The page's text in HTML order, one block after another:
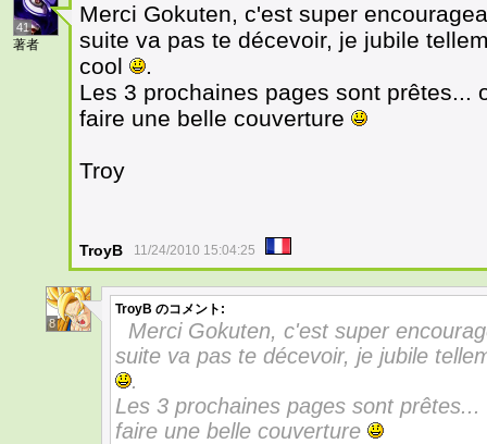
41
著者
Merci Gokuten, c'est super
suite va pas te décevoir, je jubile
cool
.
Les 3 prochaines pages sont prêtes...
faire une belle couverture
Troy
TroyB 11/24/2010 15:04:25
8
TroyB のコメント:
Merci Gokuten, c'est super
suite va pas te décevoir, je jubile
.
Les 3 prochaines pages sont
faire une belle couverture